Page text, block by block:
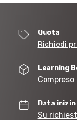
Quota
Richiedi
Learning
Compreso
Data
Su